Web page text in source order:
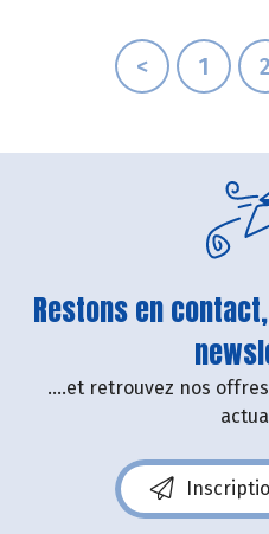
< 1 2
Restons en
....et retrouvez nos